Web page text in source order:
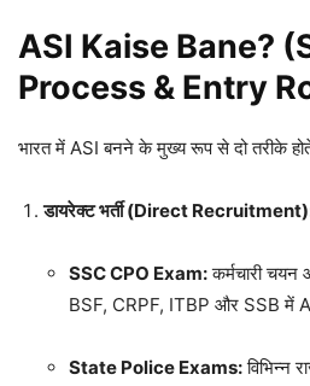
ASI Kaise Bane?
Process & Entry
भारत में ASI बनने के मुख्य रूप से दो तरीके
डायरेक्ट भर्ती (Direct
SSC CPO Exam:कर्मचारी
BSF, CRPF, ITBP और SSB में
State Police Exams:विभिन्न